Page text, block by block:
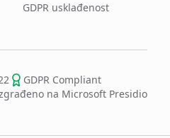
GDPR usklađenost
GDPR Compliant
na Microsoft Presidio